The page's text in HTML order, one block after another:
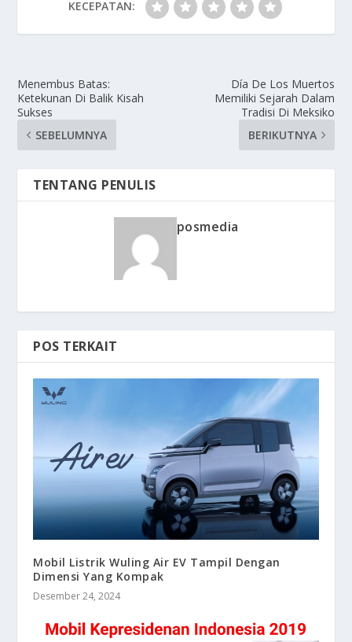
KECEPATAN:
Menembus Batas:
Ketekunan Di Balik Kisah
Sukses
SEBELUMNYA
Día De Los Muertos
Memiliki Sejarah Dalam
Tradisi Di Meksiko
BERIKUTNYA
TENTANG PENULIS
posmedia
POS TERKAIT
Mobil Listrik Wuling Air EV Tampil Dengan
Dimensi Yang Kompak
Desember 24, 2024